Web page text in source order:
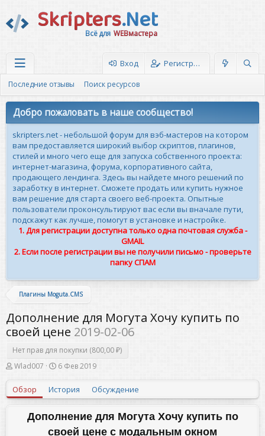
Skripters.Net
Всё для WEBмастера
Вход Регистрация
Последние отзывы Поиск ресурсов
Добро пожаловать в наше сообщество!
skripters.net - небольшой форум для вэб-мастеров на котором
вам предоставляется широкий выбор скриптов, плагинов,
стилей и много чего еще для запуска собственного проекта:
интернет-магазина, форума, корпоративного сайта,
продающего лендинга. Здесь вы найдете много решений по
заработку в интернет. Сможете продать или купить нужное
вам решение для старта своего веб-проекта. Опытные
пользователи проконсультируют вас если вы вначале пути,
подскажут как лучше, помогут в установке и настройке.
1. Для регистрации доступна только одна почтовая служба -
GMAIL
2. Если после регистрации вы не получили письмо - проверьте
папку СПАМ
Плагины Moguta.CMS
Дополнение для Могута Хочу купить по
своей цене 2019-02-06
Нет прав для покупки (800,00 ₽)
А
о
р
Wlad007
Д
а
с
о
з
д
6 Фев 2019
Обзор История Обсуждение
Дополнение для Могута Хочу купить по
своей цене с модальным окном